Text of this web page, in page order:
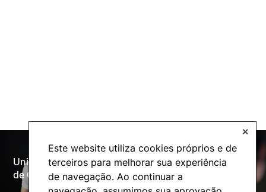
Este website utiliza cookies próprios e de
terceiros para melhorar sua experiência
de navegação. Ao continuar a
✕
Universidade Politécnica
de Coimbra
Oferta Formativa